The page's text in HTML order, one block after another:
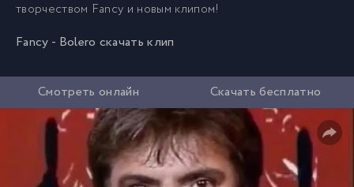
творчеством Fancy и новым клипом!
Fancy - Bolero скачать клип
Смотреть онлайн Скачать бесплатно